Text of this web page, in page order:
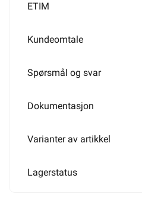
10mm²
ETIM
Kundeomtale
Spørsmål og svar
Dokumentasjon
Varianter av artikkel
Lagerstatus